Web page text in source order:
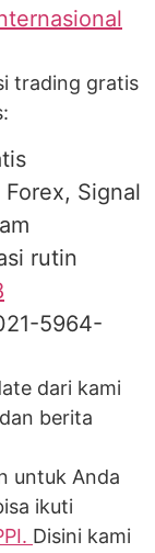
trading gratis
Signal
rutin
5964-
dari kami
berita
untuk Anda
ikuti
Disini kami